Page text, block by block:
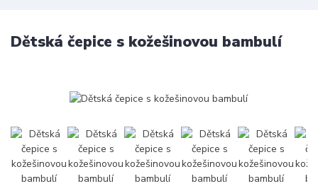
Dětská čepice s kožešinovou bambulí